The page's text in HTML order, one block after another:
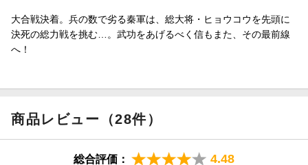
大合戦決着。兵の数で劣る秦軍は、総大将・ヒョウコウを先頭に
決死の総力戦を挑む…。武功をあげるべく信もまた、その最前線
へ！
商品レビュー（28件）
総合評価： 4.48